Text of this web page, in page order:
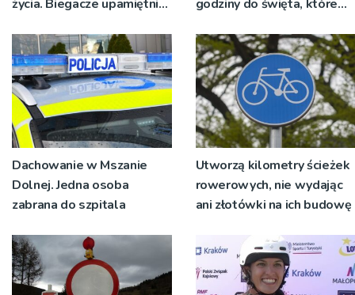
życia. Biegacze upamiętnili
godziny do święta, które
pokoleń
Dachowanie w Mszanie
Dolnej. Jedna osoba
zabrana do szpitala
Utworzą kilometry ścieżek
rowerowych, nie wydając
ani złotówki na ich budowę